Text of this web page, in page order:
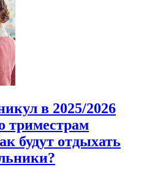
в 2025/2026
триместрам
будут отдыхать